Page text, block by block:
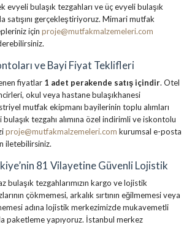
evyeli bulaşık tezgahları ve üç evyeli bulaşık
satışını gerçekleştiriyoruz. Mimari mutfak
için proje@mutfakmalzemeleri.com
ve Bayi Fiyat Teklifleri
fiyatlar 1 adet perakende satış içindir. Otel
okul veya hastane bulaşıkhanesi
mutfak ekipmanı bayilerinin toplu alımları
tezgahı alımına özel indirimli ve iskontolu
proje@mutfakmalzemeleri.com kurumsal e-posta
iletebilirsiniz.
81 Vilayetine Güvenli Lojistik
bulaşık tezgahlarımızın kargo ve lojistik
çökmemesi, arkalık sırtının eğilmemesi veya
adına lojistik merkezimizde mukavemetli
paketleme yapıyoruz. İstanbul merkez